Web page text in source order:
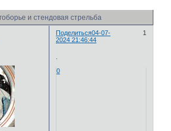
и стендовая стрельба
Поделиться 1
04-07-
2024 21:46:44
0